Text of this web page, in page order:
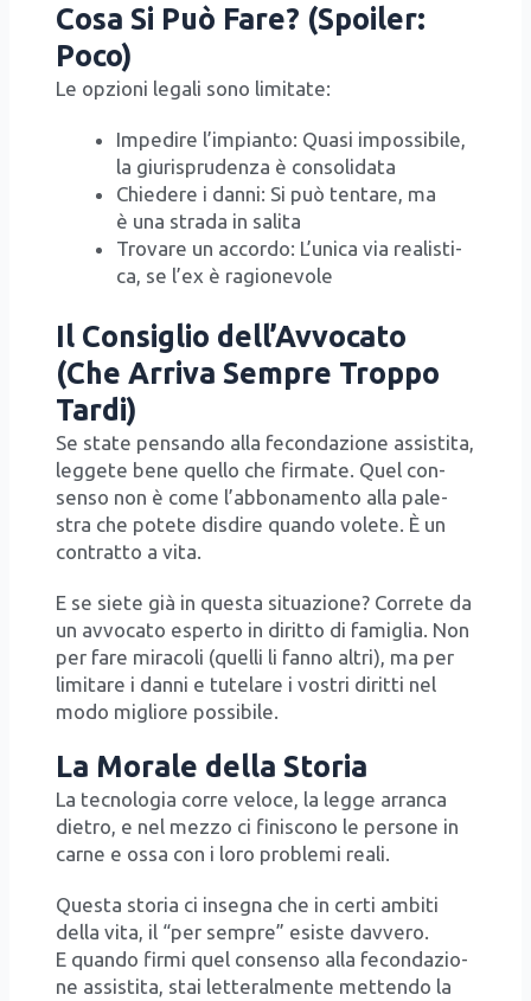
Cosa Si Può Fare? (Spoiler:
Poco)
Le opzio­ni lega­li sono limi­ta­te:
Impe­di­re l’im­pian­to: Qua­si impos­si­bi­le,
la giu­ri­spru­den­za è con­so­li­da­ta
Chie­de­re i dan­ni: Si può ten­ta­re, ma
è una stra­da in sali­ta
Tro­va­re un accor­do: L’u­ni­ca via rea­li­sti­
ca, se l’ex è ragio­ne­vo­le
Il Consiglio dell’Avvocato
(Che Arriva Sempre Troppo
Tardi)
Se sta­te pen­san­do alla fecon­da­zio­ne assi­sti­ta,
leg­ge­te bene quel­lo che fir­ma­te. Quel con­
sen­so non è come l’ab­bo­na­men­to alla pale­
stra che pote­te disdi­re quan­do vole­te. È un
con­trat­to a vita.
E se sie­te già in que­sta situa­zio­ne? Cor­re­te da
un avvo­ca­to esper­to in dirit­to di fami­glia. Non
per fare mira­co­li (quel­li li fan­no altri), ma per
limi­ta­re i dan­ni e tute­la­re i vostri dirit­ti nel
modo miglio­re pos­si­bi­le.
La Morale della Storia
La tec­no­lo­gia cor­re velo­ce, la leg­ge arran­ca
die­tro, e nel mez­zo ci fini­sco­no le per­so­ne in
car­ne e ossa con i loro pro­ble­mi rea­li.
Que­sta sto­ria ci inse­gna che in cer­ti ambi­ti
del­la vita, il “per sem­pre” esi­ste dav­ve­ro.
E quan­do fir­mi quel con­sen­so alla fecon­da­zio­
ne assi­sti­ta, stai let­te­ral­men­te met­ten­do la